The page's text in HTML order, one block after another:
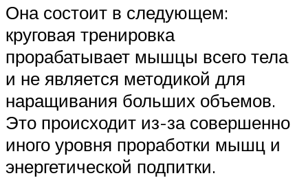
Она состоит в следующем:
круговая тренировка
прорабатывает мышцы всего тела
и не является методикой для
наращивания больших объемов.
Это происходит из-за совершенно
иного уровня проработки мышц и
энергетической подпитки.